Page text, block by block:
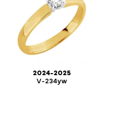
2024-2025
V-234yw